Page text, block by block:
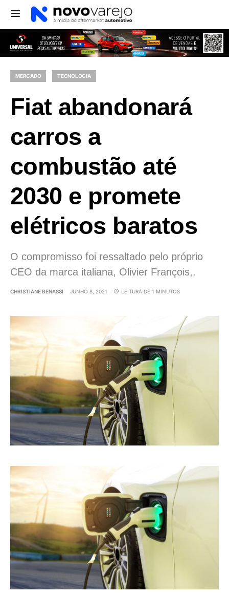
MERCADO TECNOLOGIA
Fiat abandonará
carros a
combustão até
2030 e promete
elétricos baratos
O compromisso foi ressaltado pelo próprio
CEO da marca italiana, Olivier François,.
CHRISTIANE BENASSI JUNHO 8, 2021 LEITURA DE 1 MINUTOS